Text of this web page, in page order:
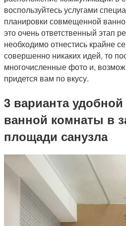
воспользуйтесь услугами
планировки совмещенной
это очень ответственный этап
необходимо отнестись крайне
совершенно никаких идей, то
многочисленные фото и,
придется вам по вкусу.
3 варианта
ванной комнаты в
площади санузла